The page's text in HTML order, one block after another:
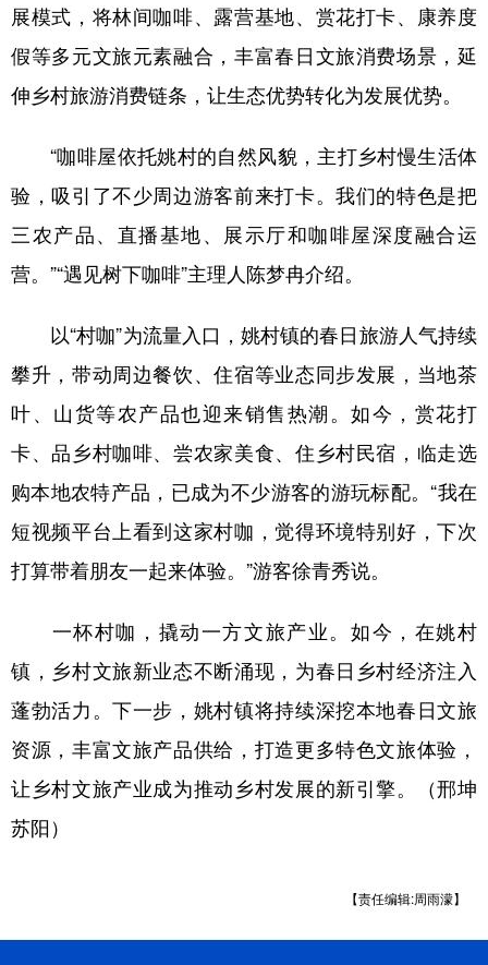
学术中国 乡村振兴 银龄 溯源中国
公益 一带一路 亚太网 上市公司
文化产业
北京 天津 河北 山西
辽宁 吉林 上海 江苏
山东 河南 湖北 湖南
广东 广西 海南 重庆
四川 贵州 云南
陕西 甘肃 青海 宁夏
新疆 内蒙古 黑龙江
多语种频道
English Español Français عربى
展模式，将林间咖啡、露营基地、赏花打卡、康养度
假等多元文旅元素融合，丰富春日文旅消费场景，延
伸乡村旅游消费链条，让生态优势转化为发展优势。
“咖啡屋依托姚村的自然风貌，主打乡村慢生活体
验，吸引了不少周边游客前来打卡。我们的特色是把
三农产品、直播基地、展示厅和咖啡屋深度融合运
营。”“遇见树下咖啡”主理人陈梦冉介绍。
以“村咖”为流量入口，姚村镇的春日旅游人气持续
攀升，带动周边餐饮、住宿等业态同步发展，当地茶
叶、山货等农产品也迎来销售热潮。如今，赏花打
卡、品乡村咖啡、尝农家美食、住乡村民宿，临走选
购本地农特产品，已成为不少游客的游玩标配。“我在
短视频平台上看到这家村咖，觉得环境特别好，下次
打算带着朋友一起来体验。”游客徐青秀说。
一杯村咖，撬动一方文旅产业。如今，在姚村
镇，乡村文旅新业态不断涌现，为春日乡村经济注入
蓬勃活力。下一步，姚村镇将持续深挖本地春日文旅
资源，丰富文旅产品供给，打造更多特色文旅体验，
让乡村文旅产业成为推动乡村发展的新引擎。（邢坤
苏阳）
【责任编辑:周雨濛】